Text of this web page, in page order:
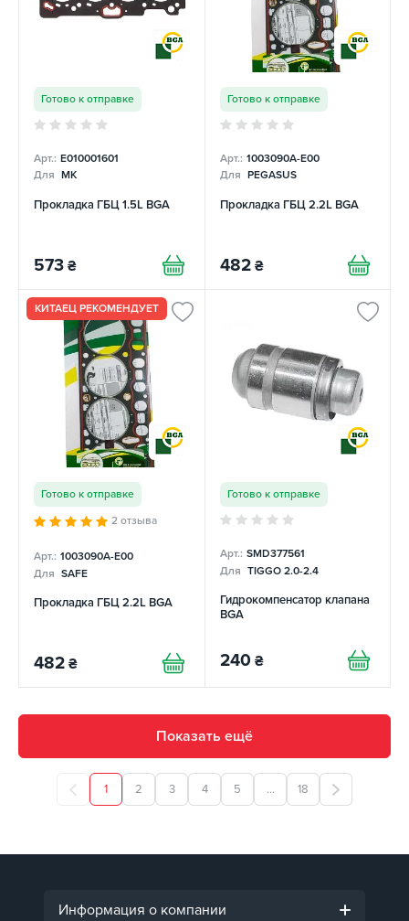
Готово к отправке
Арт.: E010001601
Для MK
Прокладка ГБЦ 1.5L BGA
573 ₴
Готово к отправке
Арт.: 1003090A-E00
Для PEGASUS
Прокладка ГБЦ 2.2L BGA
482 ₴
КИТАЕЦ РЕКОМЕНДУЕТ
Готово к отправке
2 отзыва
Арт.: 1003090A-E00
Для SAFE
Прокладка ГБЦ 2.2L BGA
482 ₴
Готово к отправке
Арт.: SMD377561
Для TIGGO 2.0-2.4
Гидрокомпенсатор клапана
BGA
240 ₴
Показать ещё
1 2 3 4 5 ... 18
Информация о компании